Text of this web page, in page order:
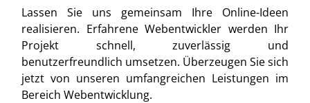
Lassen Sie uns gemeinsam Ihre Online-Ideen
realisieren. Erfahrene Webentwickler werden Ihr
Projekt schnell, zuverlässig und
benutzerfreundlich umsetzen. Überzeugen Sie sich
jetzt von unseren umfangreichen Leistungen im
Bereich Webentwicklung.